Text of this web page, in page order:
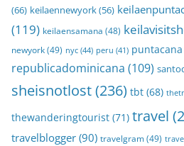
(66) keilaennewyork(56)
(119) keilaensamana (48)
newyork(49) nyc (44) peru (41) puntacana
republicadominicana (109)
sheisnotlost(236) tbt (68)
thewanderingtourist (71) travel
travelblogger (90) travelgram(49)